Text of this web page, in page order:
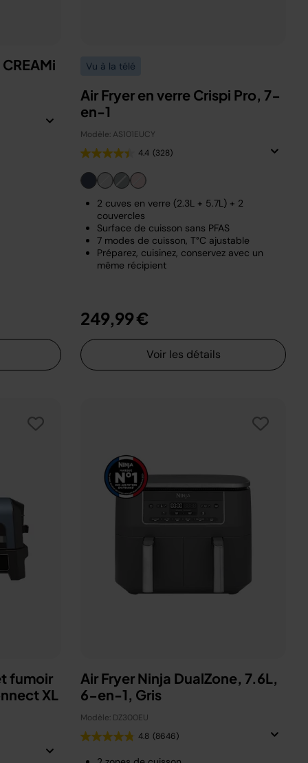
Vu à la télé
Air Fryer en verre Crispi Pro, 7-
en-1
Modèle: AS101EUCY
4.4 (328)
2 cuves en verre (2.3L + 5.7L) + 2
couvercles
Surface de cuisson sans PFAS
7 modes de cuisson, T°C ajustable
Préparez, cuisinez, conservez avec un
même récipient
249,99 €
Voir les détails
fumoir
XL
Air Fryer Ninja DualZone, 7.6L,
6-en-1, Gris
Modèle: DZ300EU
4.8 (8646)